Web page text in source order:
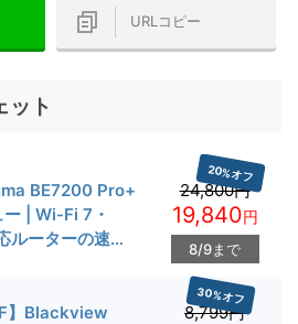
URLコピー
ット
BE7200 Pro+
| Wi-Fi 7・
ルーターの速度
24,800円
20%オフ
19,840円
8/9まで
】Blackview
8,799円
30%オフ